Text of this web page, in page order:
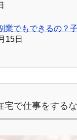
業でもできるの？
15日
宅で仕事をする